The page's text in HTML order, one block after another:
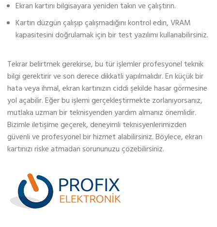
Ekran kartını bilgisayara yeniden takın ve çalıştırın.
Kartın düzgün çalışıp çalışmadığını kontrol edin, VRAM
kapasitesini doğrulamak için bir test yazılımı kullanabilirsiniz.
Tekrar belirtmek gerekirse, bu tür işlemler profesyonel teknik
bilgi gerektirir ve son derece dikkatli yapılmalıdır. En küçük bir
hata veya ihmal, ekran kartınızın ciddi şekilde hasar görmesine
yol açabilir. Eğer bu işlemi gerçekleştirmekte zorlanıyorsanız,
mutlaka uzman bir teknisyenden yardım almanız önemlidir.
Bizimle iletişime geçerek, deneyimli teknisyenlerimizden
güvenli ve profesyonel bir hizmet alabilirsiniz. Böylece, ekran
kartınızı riske atmadan sorununuzu çözebilirsiniz.